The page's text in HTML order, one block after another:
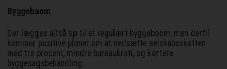
Byggeboom
Der lægges altså op til et regulært byggeboom, men dertil
kommer positive planer om at nedsætte selskabsskatten
med tre procent, mindre bureaukrati, og kortere
byggesagsbehandling.